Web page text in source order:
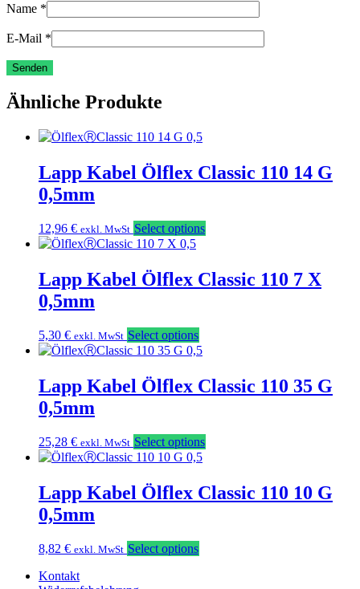
Name *
E-Mail *
Ähnliche Produkte
Lapp Kabel Ölflex Classic 110 14 G
0,5mm
12,96 € exkl. MwSt Select options
Lapp Kabel Ölflex Classic 110 7 X
0,5mm
5,30 € exkl. MwSt Select options
Lapp Kabel Ölflex Classic 110 35 G
0,5mm
25,28 € exkl. MwSt Select options
Lapp Kabel Ölflex Classic 110 10 G
0,5mm
8,82 € exkl. MwSt Select options
Kontakt